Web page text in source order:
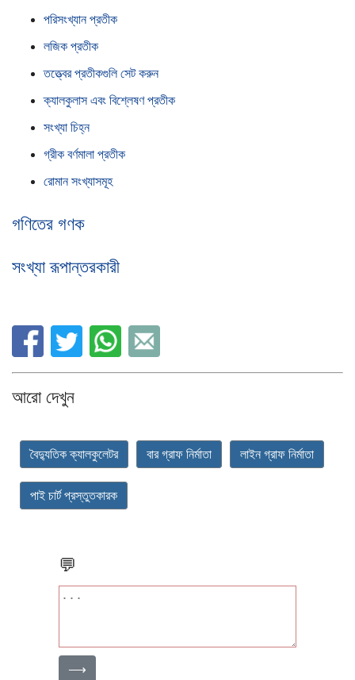
পরিসংখ্যান প্রতীক
লজিক প্রতীক
তত্ত্বের প্রতীকগুলি সেট করুন
ক্যালকুলাস এবং বিশ্লেষণ প্রতীক
সংখ্যা চিহ্ন
গ্রীক বর্ণমালা প্রতীক
রোমান সংখ্যাসমূহ
গণিতের গণক
সংখ্যা রূপান্তরকারী
আরো দেখুন
বৈদ্যুতিক ক্যালকুলেটর বার গ্রাফ নির্মাতা লাইন গ্রাফ নির্মাতা
পাই চার্ট প্রস্তুতকারক
💬
⟶